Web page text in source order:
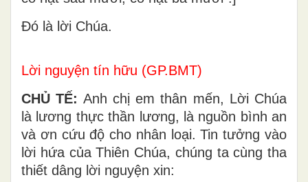
Ðó là lời Chúa.
Lời nguyện tín hữu (GP.BMT)
CHỦ TẾ: Anh chị em thân mến, Lời Chúa
là lương thực thần lương, là nguồn bình an
và ơn cứu độ cho nhân loại. Tin tưởng vào
lời hứa của Thiên Chúa, chúng ta cùng tha
thiết dâng lời nguyện xin: